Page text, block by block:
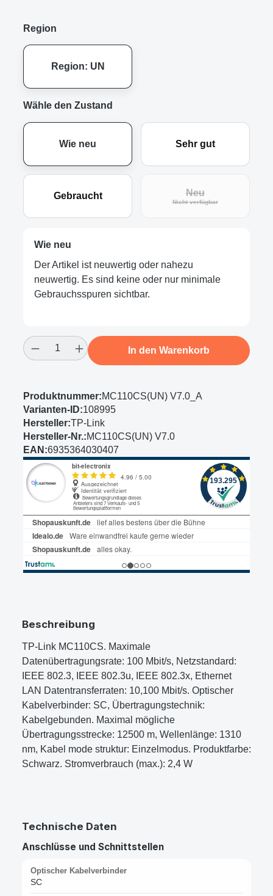
Region
Region: UN
Wähle den Zustand
Wie neu Sehr gut
Gebraucht Neu
Nicht verfügbar(Diese Option ist
Wie neu
Der Artikel ist neuwertig oder nahezu
neuwertig. Es sind keine oder nur minimale
Gebrauchsspuren sichtbar.
Produkt Anzahl: Gib den gewünschten
In den Warenkorb
Produktnummer:MC110CS(UN) V7.0_A
Varianten-ID:108995
Hersteller:TP-Link
Hersteller-Nr.:MC110CS(UN) V7.0
EAN:6935364030407
Beschreibung
TP-Link MC110CS. Maximale
Datenübertragungsrate: 100 Mbit/s, Netzstandard:
IEEE 802.3, IEEE 802.3u, IEEE 802.3x, Ethernet
LAN Datentransferraten: 10,100 Mbit/s. Optischer
Kabelverbinder: SC, Übertragungstechnik:
Kabelgebunden. Maximal mögliche
Übertragungsstrecke: 12500 m, Wellenlänge: 1310
nm, Kabel mode struktur: Einzelmodus. Produktfarbe:
Schwarz. Stromverbrauch (max.): 2,4 W
Technische Daten
Anschlüsse und Schnittstellen
Optischer Kabelverbinder
SC